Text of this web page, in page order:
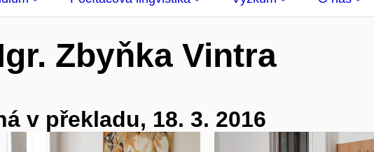
Zbyňka Vintra
v překladu, 18. 3. 2016